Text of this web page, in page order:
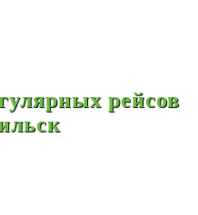
рейсов